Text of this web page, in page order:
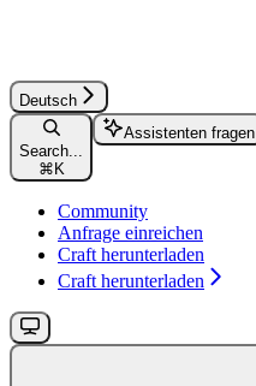
Deutsch
Search...
⌘K
Assistenten fragen
Community
Anfrage einreichen
Craft herunterladen
Craft herunterladen